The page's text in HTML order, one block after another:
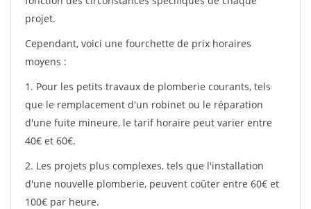
projet.
Cependant, voici une fourchette de prix horaires
moyens :
1. Pour les petits travaux de plomberie courants, tels
que le remplacement d'un robinet ou le réparation
d'une fuite mineure, le tarif horaire peut varier entre
40€ et 60€.
2. Les projets plus complexes, tels que l'installation
d'une nouvelle plomberie, peuvent coûter entre 60€ et
100€ par heure.